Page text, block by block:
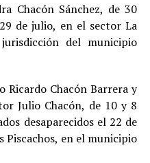
Chacón Sánchez, de 30
de julio, en el sector La
del municipio
Ricardo Chacón Barrera y
Julio Chacón, de 10 y 8
desaparecidos el 22 de
en el municipio